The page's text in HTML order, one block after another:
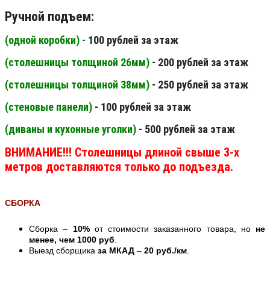
Ручной подъем:
(одной коробки) - 100 рублей за этаж
(столешницы толщиной 26мм) - 200 рублей за этаж
(столешницы толщиной 38мм) - 250 рублей за этаж
(стеновые панели) - 100 рублей за этаж
(диваны и кухонные уголки) - 500 рублей за этаж
ВНИМАНИЕ!!! Столешницы длиной свыше 3-х
метров доставляются только до подъезда.
СБОРКА
Сборка – 10%от стоимости заказанного товара, но не
менее, чем 1000 руб
Выезд сборщика за МКАД – 20 руб./км